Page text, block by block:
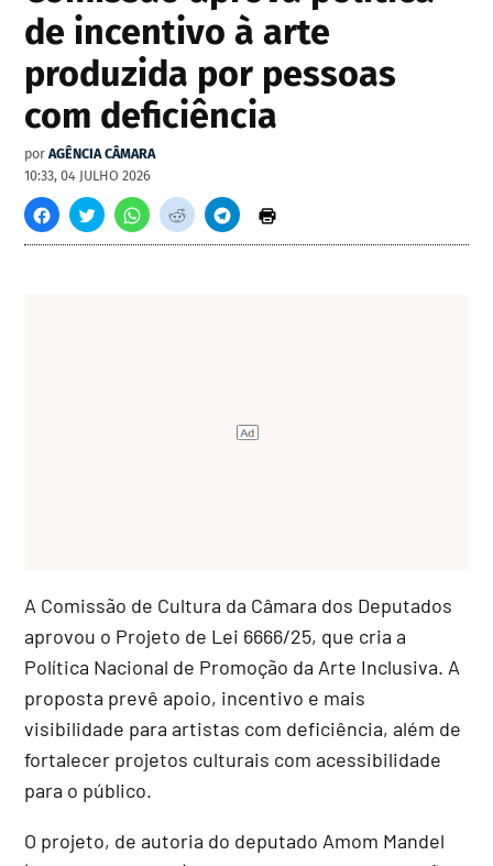
de incentivo à arte
produzida por pessoas
com deficiência
por AGÊNCIA CÂMARA
10:33, 04 JULHO 2026
A Comissão de Cultura da Câmara dos Deputados
aprovou o Projeto de Lei 6666/25, que cria a
Política Nacional de Promoção da Arte Inclusiva. A
proposta prevê apoio, incentivo e mais
visibilidade para artistas com deficiência, além de
fortalecer projetos culturais com acessibilidade
para o público.
O projeto, de autoria do deputado Amom Mandel